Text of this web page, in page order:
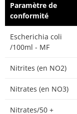
Paramètre de
conformité
Escherichia coli
/100ml - MF
Nitrites (en NO2)
Nitrates (en NO3)
Nitrates/50 +